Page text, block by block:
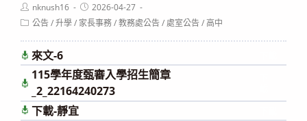
Post
author:
nknush16
Post
published:
2026-04-27
Post公告/升學/ 家長事務/教務處公告/處室公告/高中
來文-6
115學年度甄審入學招生簡章
_2_22164240273
下載-靜宜